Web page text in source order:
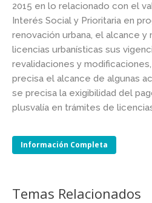
2015 en lo relacionado con el
Interés Social y Prioritaria en
renovación urbana, el alcance y
licencias urbanísticas sus
revalidaciones y
precisa el alcance de algunas
se precisa la exigibilidad del
plusvalía en trámites de
Información Completa
Temas Relacionados